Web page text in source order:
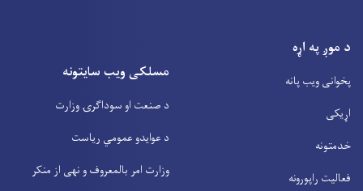
د موږ په اړه
پخوانی ویب پانه
اړیکی
خدمتونه
فعالیت راپورونه
مسلکی ویب سایتونه
د صنعت او سوداگرۍ وزارت
د عوایدو عمومي ریاست
وزارت امر بالمعروف و نهی از منکر